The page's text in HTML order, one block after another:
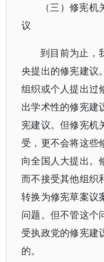
（三）修宪
议
到目前为止，
央提出的修宪建议
组织或个人提出过
出学术性的修宪建
宪建议。但修宪机
受，更不会将这些
向全国人大提出
而不接受其他组
转换为修宪草案议
问题。但不管这个
受执政党的修宪建
的。